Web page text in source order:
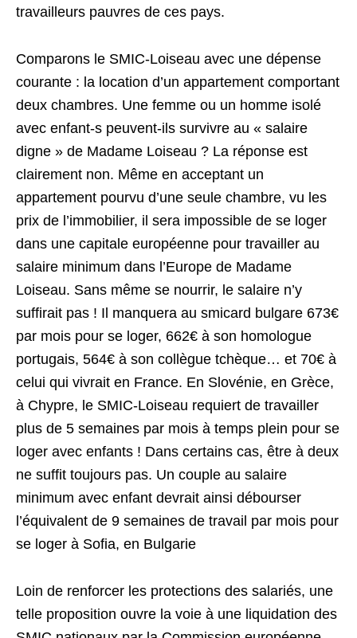
travailleurs pauvres de ces pays.
Comparons le SMIC-Loiseau avec une dépense
courante : la location d’un appartement comportant
deux chambres. Une femme ou un homme isolé
avec enfant-s peuvent-ils survivre au « salaire
digne » de Madame Loiseau ? La réponse est
clairement non. Même en acceptant un
appartement pourvu d’une seule chambre, vu les
prix de l’immobilier, il sera impossible de se loger
dans une capitale européenne pour travailler au
salaire minimum dans l’Europe de Madame
Loiseau. Sans même se nourrir, le salaire n’y
suffirait pas ! Il manquera au smicard bulgare 673€
par mois pour se loger, 662€ à son homologue
portugais, 564€ à son collègue tchèque… et 70€ à
celui qui vivrait en France. En Slovénie, en Grèce,
à Chypre, le SMIC-Loiseau requiert de travailler
plus de 5 semaines par mois à temps plein pour se
loger avec enfants ! Dans certains cas, être à deux
ne suffit toujours pas. Un couple au salaire
minimum avec enfant devrait ainsi débourser
l’équivalent de 9 semaines de travail par mois pour
se loger à Sofia, en Bulgarie
Loin de renforcer les protections des salariés, une
telle proposition ouvre la voie à une liquidation des